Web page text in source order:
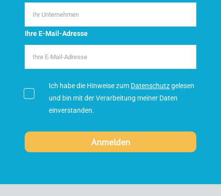
Ihre E-Mail-Adresse
Ich habe die Hinweise zum Datenschutzgelesen
und bin mit der Verarbeitung meiner Daten
einverstanden.